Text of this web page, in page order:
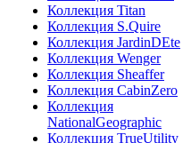
Коллекция Titan
Коллекция S.Quire
Коллекция JardinDEte
Коллекция Wenger
Коллекция Sheaffer
Коллекция CabinZero
Коллекция
NationalGeographic
Коллекция TrueUtility